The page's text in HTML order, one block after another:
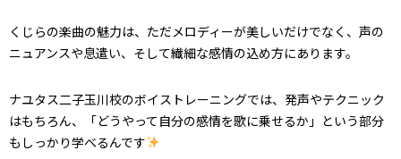
くじらの楽曲の魅力は、ただメロディーが美しいだけでなく、声の
ニュアンスや息遣い、そして繊細な感情の込め方にあります。
ナユタス二子玉川校のボイストレーニングでは、発声やテクニック
はもちろん、「どうやって自分の感情を歌に乗せるか」という部分
もしっかり学べるんです